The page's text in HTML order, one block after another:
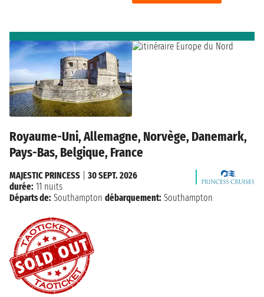
Royaume-Uni, Allemagne, Norvège, Danemark,
Pays-Bas, Belgique, France
MAJESTIC PRINCESS
30 SEPT. 2026
durée: 11 nuits
Départs de: Southampton débarquement: Southampton